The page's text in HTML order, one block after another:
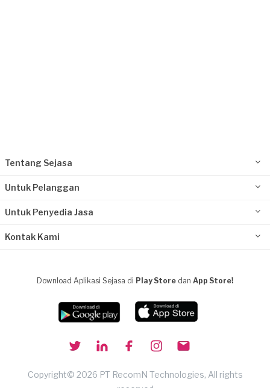
Tentang Sejasa
Untuk Pelanggan
Untuk Penyedia Jasa
Kontak Kami
Download Aplikasi Sejasa di Play Store dan App Store!
Copyright© 2026 PT RecomN Technologies, All rights